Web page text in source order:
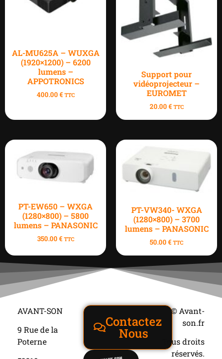
AL-MU625A – WUXGA
(1920×1200) – 6200
lumens –
APPOTRONICS
400.00€ TTC
Support pour
vidéoprojecteur –
EUROMET
20.00€ TTC
PT-EW650 – WXGA
(1280×800) – 5800
lumens – PANASONIC
350.00€ TTC
PT-VW340- WXGA
(1280×800) – 3700
lumens – PANASONIC
50.00€ TTC
AVANT-SON
9 Rue de la
Poterne
Contactez
Nous
© Avant-
son.fr
Tous droits
réservés.